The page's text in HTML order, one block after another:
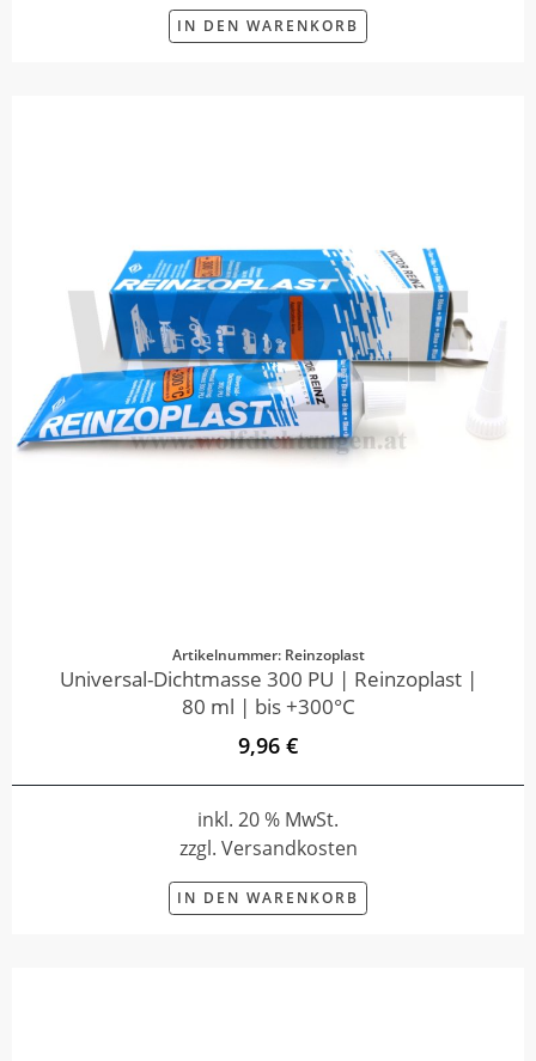
IN DEN WARENKORB
Artikelnummer: Reinzoplast
Universal-Dichtmasse 300 PU | Reinzoplast |
80 ml | bis +300°C
9,96 €
inkl. 20 % MwSt.
zzgl. Versandkosten
IN DEN WARENKORB